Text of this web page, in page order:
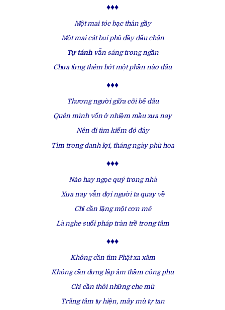
♦♦♦
Một mai tóc bạc thân gầy
Một mai cát bụi phủ đầy dấu chân
Tự tánhvẫn sáng trong ngần
Chưa từng thêm bớt một phần nào đâu
♦♦♦
Thương người giữa cõi bể dâu
Quên mình vốn ở nhiệm mầu xưa nay
Nên đi tìm kiếm đó đây
Tìm trong danh lợi, tháng ngày phù hoa
♦♦♦
Nào hay ngọc quý trong nhà
Xưa nay vẫn đợi người ta quay về
Chỉ cần lặng một cơn mê
Là nghe suối pháp tràn trề trong tâm
♦♦♦
Không cần tìm Phật xa xăm
Không cần dựng lập âm thầm công phu
Chỉ cần thôi những che mù
Trăng tâm tự hiện, mây mù tự tan